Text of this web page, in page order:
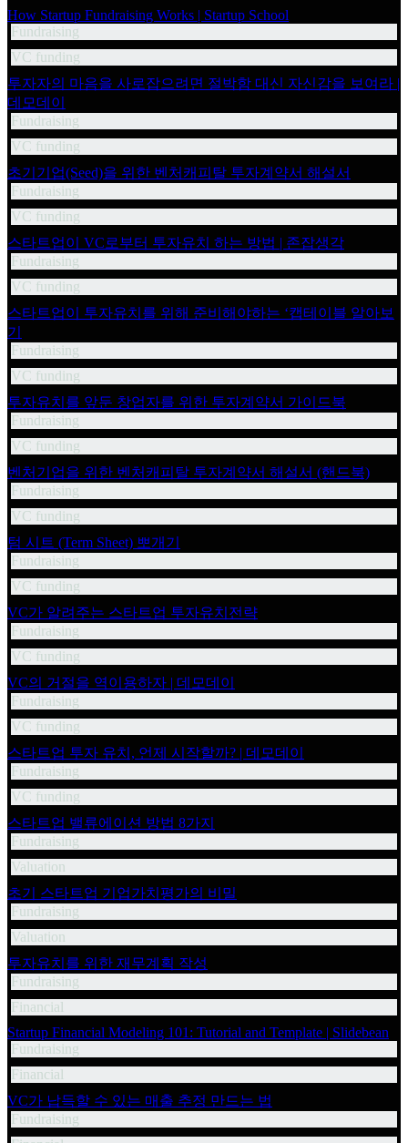
How Startup Fundraising Works | Startup School
Fundraising
VC funding
투자자의 마음을 사로잡으려면 절박함 대신 자신감을 보여라 |
데모데이
Fundraising
VC funding
초기기업(Seed)을 위한 벤처캐피탈 투자계약서 해설서
Fundraising
VC funding
스타트업이 VC로부터 투자유치 하는 방법 | 존잡생각
Fundraising
VC funding
스타트업이 투자유치를 위해 준비해야하는 ‘캡테이블 알아보
기
Fundraising
VC funding
투자유치를 앞둔 창업자를 위한 투자계약서 가이드북
Fundraising
VC funding
벤처기업을 위한 벤처캐피탈 투자계약서 해설서 (핸드북)
Fundraising
VC funding
텀 시트 (Term Sheet) 뽀개기
Fundraising
VC funding
VC가 알려주는 스타트업 투자유치전략
Fundraising
VC funding
VC의 거절을 역이용하자 | 데모데이
Fundraising
VC funding
스타트업 투자 유치, 언제 시작할까? | 데모데이
Fundraising
VC funding
스타트업 밸류에이션 방법 8가지
Fundraising
Valuation
초기 스타트업 기업가치평가의 비밀
Fundraising
Valuation
투자유치를 위한 재무계획 작성
Fundraising
Financial
Startup Financial Modeling 101: Tutorial and Template | Slidebean
Fundraising
Financial
VC가 납득할 수 있는 매출 추정 만드는 법
Fundraising